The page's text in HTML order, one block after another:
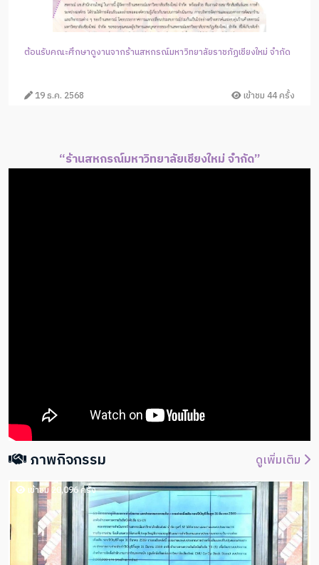
ต้อนรับคณะศึกษาดูงานจากร้านสหกรณ์มหาวิทยาลัยราชภัฏเชียงใหม่ จำกัด
19 ธ.ค. 2568 เข้าชม 44 ครั้ง
“ร้านสหกรณ์มหาวิทยาลัยเชียงใหม่ จำกัด”
ภาพกิจกรรม ดูเพิ่มเติม
เข้าชม 20,096 ครั้ง